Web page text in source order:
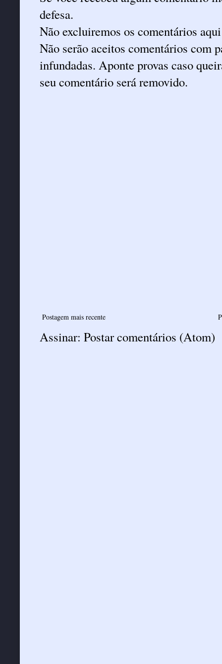
defesa.
Não excluiremos os comentários
Não serão aceitos comentários com
infundadas. Aponte provas caso
seu comentário será removido.
Postagem mais recente
Assinar: Postar comentários (Atom)